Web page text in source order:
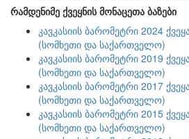
რამდენიმე ქვეყნის მონაცეთა ბაზები
კავკასიის ბარომეტრი 2024
(სომხეთი და საქართველო)
კავკასიის ბარომეტრი 2019
(სომხეთი და საქართველო)
კავკასიის ბარომეტრი 2017
(სომხეთი და საქართველო)
კავკასიის ბარომეტრი 2015
(სომხეთი და საქართველო)